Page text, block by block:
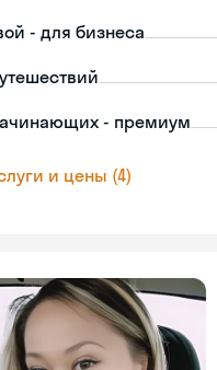
- для бизнеса
- премиум
и цены (4)